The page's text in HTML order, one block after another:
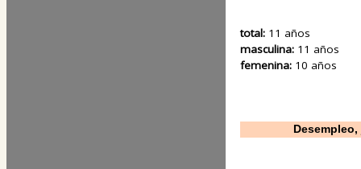
total: 11 años
masculina: 11 años
femenina: 10 años